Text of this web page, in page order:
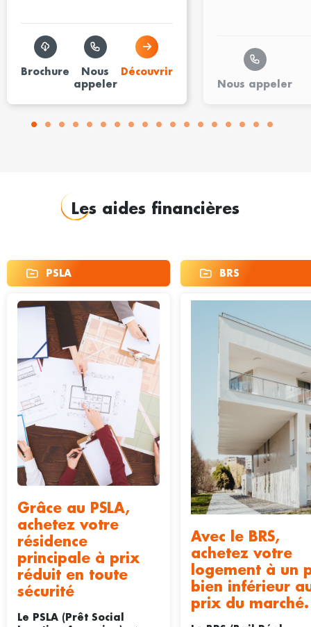
Brochure
Nous
appeler
Découvrir
Nous appeler
Les aides financières
PSLA
Grâce au PSLA,
achetez votre
résidence
principale à prix
réduit en toute
sécurité
Le PSLA (Prêt Social
BRS
Avec le BRS,
achetez votre
logement à un
bien inférieur
prix du marché.